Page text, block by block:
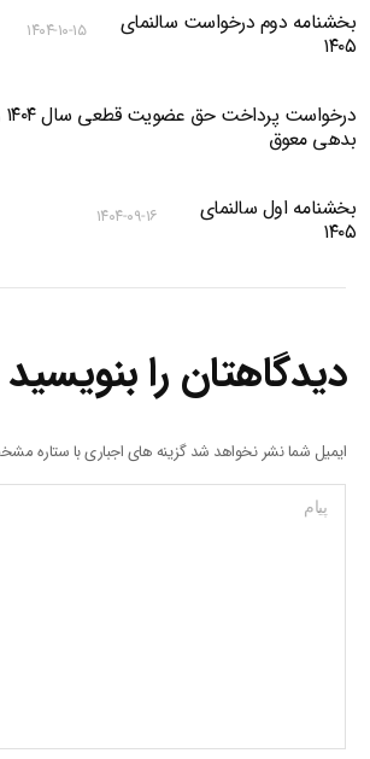
بخشنامه دوم درخواست سالنمای
۱۴۰۵
۱۴۰۴-۱۰-۱۵
بدهی معوق
بخشنامه اول سالنمای
۱۴۰۵
۱۴۰۴-۰۹-۱۶
دیدگاهتان را بنویسید
ایمیل شما نشر نخواهد شد گزینه های اجباری با ستاره
پیام